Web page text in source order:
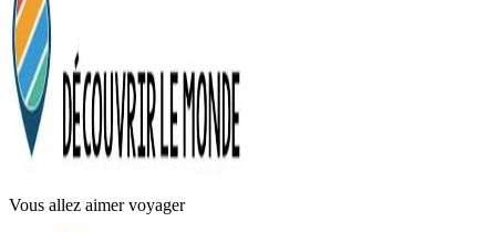
Vous allez aimer voyager